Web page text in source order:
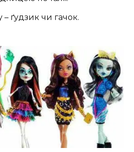
– ґудзик чи гачок.